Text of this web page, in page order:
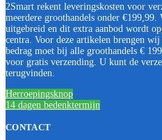
2Smart rekent leveringskosten voor
meerdere groothandels onder €199,99.
uitgebreid en dit extra aanbod wordt
centra. Voor deze artikelen brengen
bedrag moet bij alle groothandels €
voor gratis verzending. U kunt de
terugvinden.
Herroepingsknop
14 dagen bedenktermijn
CONTACT